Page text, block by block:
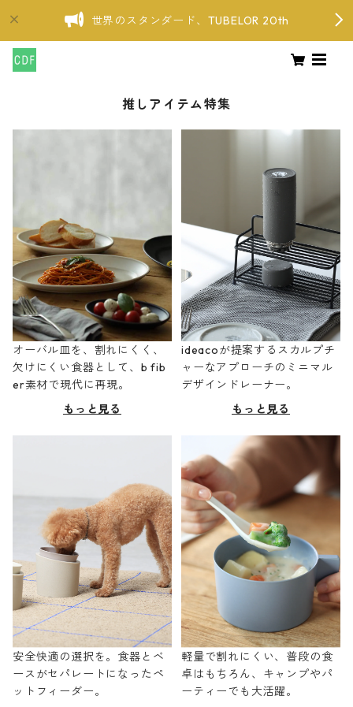
世界のスタンダード、TUBELOR 20th
推しアイテム特集
オーバル皿を、割れにくく、
欠けにくい食器として、b fib
er素材で現代に再現。
もっと見る
ideacoが提案するスカルプチ
ャーなアプローチのミニマル
デザインドレーナー。
もっと見る
安全快適の選択を。食器とベ
ースがセパレートになったペ
ットフィーダー。
軽量で割れにくい、普段の食
卓はもちろん、キャンプやパ
ーティーでも大活躍。